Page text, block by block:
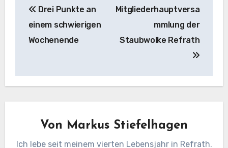
Drei Punkte an
einem schwierigen
Wochenende
Mitgliederhauptversa
mmlung der
Staubwolke Refrath
Von Markus Stiefelhagen
Ich lebe seit meinem vierten Lebensjahr in Refrath.